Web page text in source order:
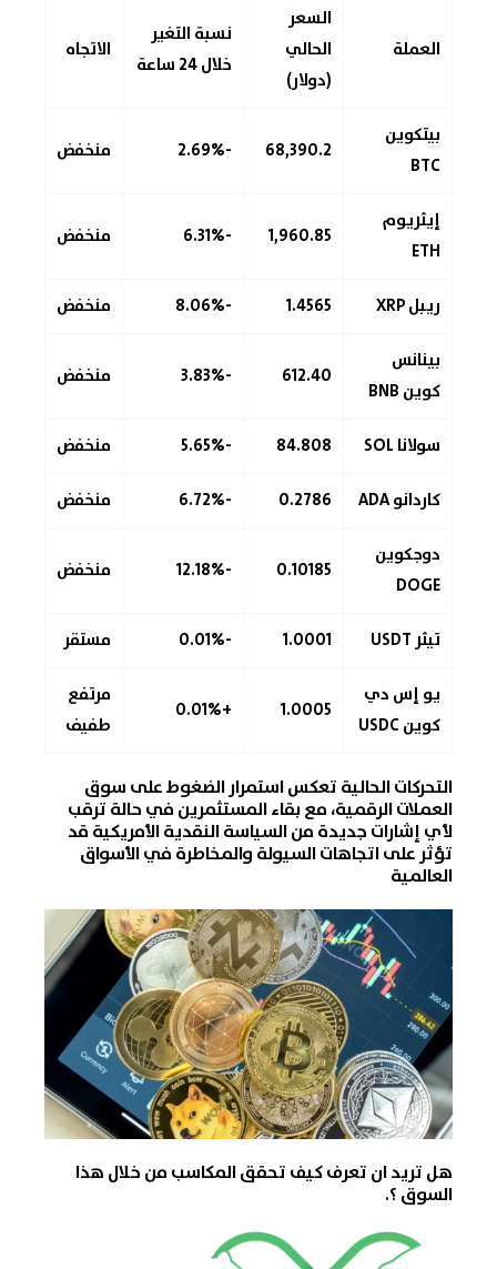
العملة
السعر
الحالي
(دولار)
نسبة التغير
خلال 24 ساعة
الاتجاه
بيتكوين
BTC
68,390.2
-2.69% منخفض
إيثريوم
ETH
1,960.85
-6.31% منخفض
ريبل XRP 1.4565
-8.06%
منخفض
بينانس
كوين BNB
612.40
-3.83% منخفض
سولانا SOL 84.808
-5.65%
منخفض
كاردانو ADA
0.2786
-6.72%
منخفض
دوجكوين
DOGE
0.10185
-12.18% منخفض
تيثر USDT 1.0001
-0.01%
مستقر
يو إس دي
كوين USDC
1.0005
+0.01%
مرتفع
طفيف
التحركات الحالية تعكس استمرار الضغوط على سوق
العملات الرقمية، مع بقاء المستثمرين في حالة ترقب
لأي إشارات جديدة من السياسة النقدية الأمريكية قد
تؤثر على اتجاهات السيولة والمخاطرة في الأسواق
العالمية
هل تريد ان تعرف كيف تحقق المكاسب من خلال هذا
السوق ؟.